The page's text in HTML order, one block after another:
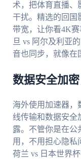
术，把体育直播、
干扰。精选的回国
带宽，让你看4K
旦 vs 阿尔及利亚
音也同步，就像在
数据安全加
海外使用加速器，
线传输和数据安全
露。不管你是在公
用，不用担心隐私
荷兰 vs 日本世界